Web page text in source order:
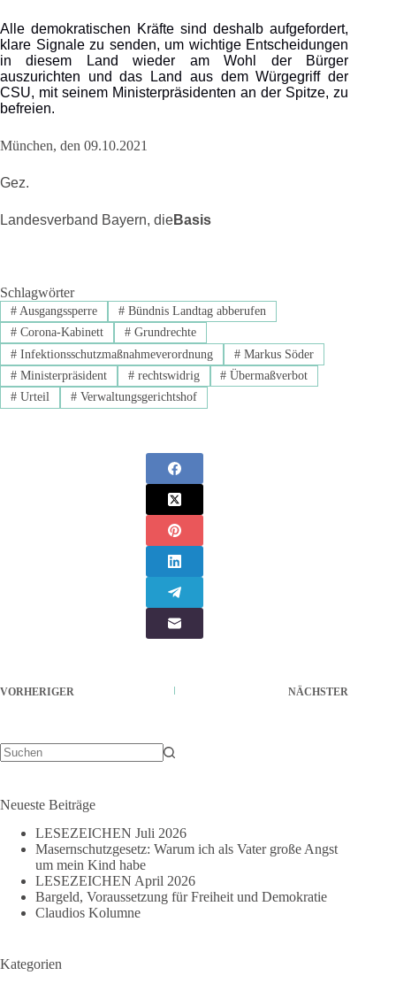
Alle demokratischen Kräfte sind deshalb aufgefordert,
klare Signale zu senden, um wichtige Entscheidungen
in diesem Land wieder am Wohl der Bürger
auszurichten und das Land aus dem Würgegriff der
CSU, mit seinem Ministerpräsidenten an der Spitze, zu
befreien.
München, den 09.10.2021
Gez.
Landesverband Bayern, dieBasis
Schlagwörter
#Ausgangssperre #Bündnis Landtag abberufen
#Corona-Kabinett #Grundrechte
#Infektionsschutzmaßnahmeverordnung #Markus Söder
#Ministerpräsident #rechtswidrig # Übermaßverbot
#Urteil #Verwaltungsgerichtshof
VORHERIGER NÄCHSTER
Neueste Beiträge
LESEZEICHEN Juli 2026
Masernschutzgesetz: Warum ich als Vater große Angst
um mein Kind habe
LESEZEICHEN April 2026
Bargeld, Voraussetzung für Freiheit und Demokratie
Claudios Kolumne
Kategorien